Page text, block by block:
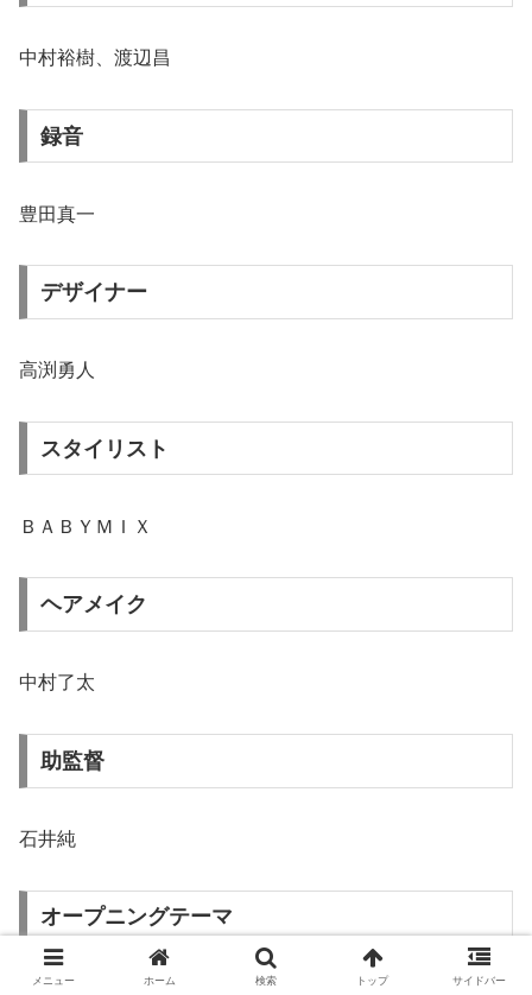
中村裕樹、渡辺昌
録音
豊田真一
デザイナー
高渕勇人
スタイリスト
ＢＡＢＹＭＩＸ
ヘアメイク
中村了太
助監督
石井純
オープニングテーマ
メニュー ホーム 検索 トップ サイドバー